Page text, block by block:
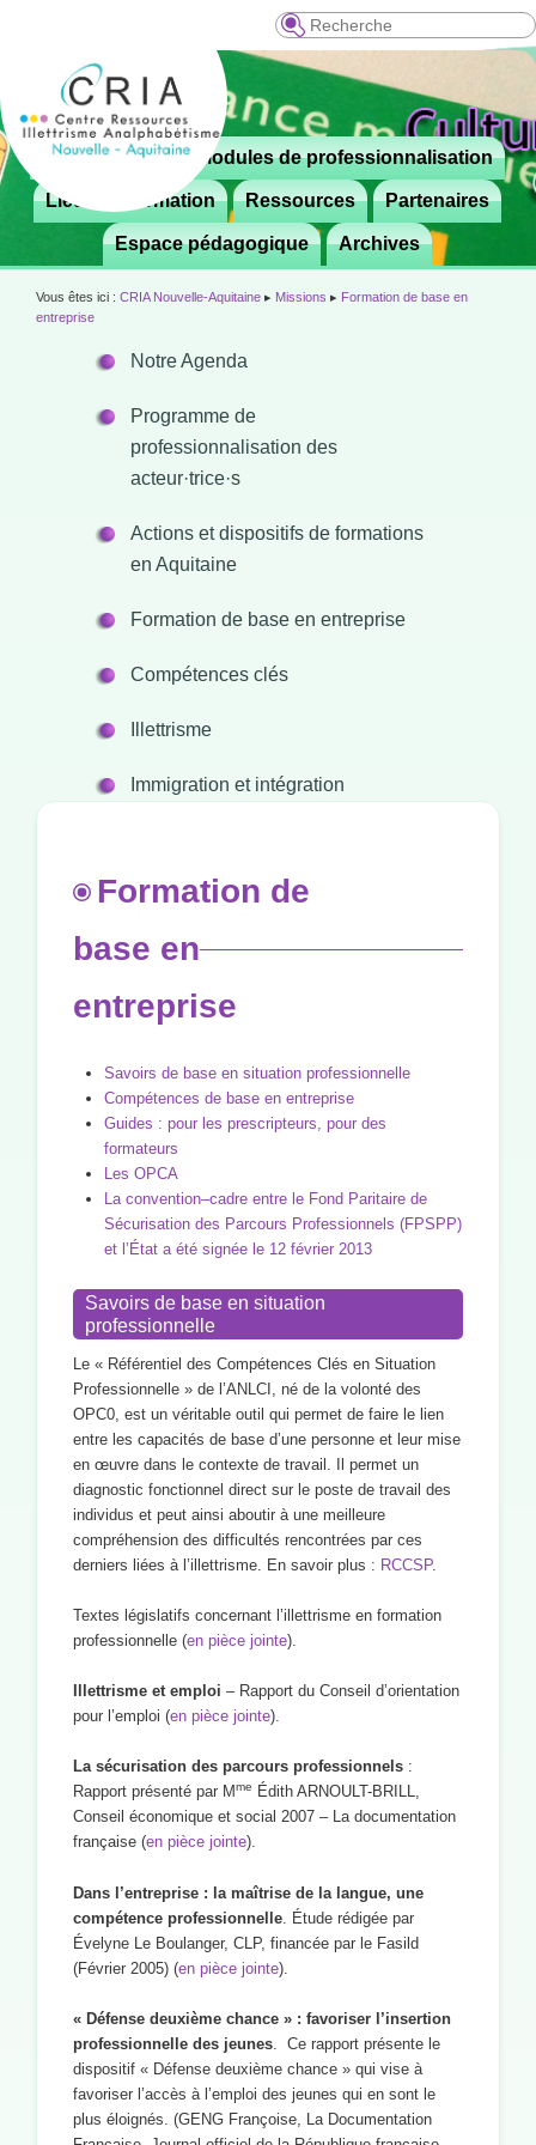
Recherche
Menu
principal
Aller
contenu
principal
 Le CRIA Modules de professionnalisation
Lieux de formation Ressources Partenaires
Espace pédagogique Archives
Vous êtes ici : CRIA Nouvelle-Aquitaine ▸ Missions ▸ Formation de base en
entreprise
Notre Agenda
Programme de
professionnalisation des
acteur·trice·s
Actions et dispositifs de formations
en Aquitaine
Formation de base en entreprise
Compétences clés
Illettrisme
Immigration et intégration
Formation de
base en
entreprise
Savoirs de base en situation professionnelle
Compétences de base en entreprise
Guides : pour les prescripteurs, pour des
formateurs
Les OPCA
La convention–cadre entre le Fond Paritaire de
Sécurisation des Parcours Professionnels (FPSPP)
et l’État a été signée le 12 février 2013
Savoirs de base en situation
professionnelle
Le « Référentiel des Compétences Clés en Situation
Professionnelle » de l’ANLCI, né de la volonté des
OPC0, est un véritable outil qui permet de faire le lien
entre les capacités de base d’une personne et leur mise
en œuvre dans le contexte de travail. Il permet un
diagnostic fonctionnel direct sur le poste de travail des
individus et peut ainsi aboutir à une meilleure
compréhension des difficultés rencontrées par ces
derniers liées à l’illettrisme. En savoir plus : RCCSP.
Textes législatifs concernant l’illettrisme en formation
professionnelle (en pièce jointe).
Illettrisme et emploi – Rapport du Conseil d’orientation
pour l’emploi (en pièce jointe).
La sécurisation des parcours professionnels :
Rapport présenté par Mme
Édith ARNOULT-BRILL,
Conseil économique et social 2007 – La documentation
française (en pièce jointe).
Dans l’entreprise : la maîtrise de la langue, une
compétence professionnelle . Étude rédigée par
Évelyne Le Boulanger, CLP, financée par le Fasild
(Février 2005) (en pièce jointe).
« Défense deuxième chance » : favoriser l’insertion
professionnelle des jeunes . Ce rapport présente le
dispositif « Défense deuxième chance » qui vise à
favoriser l’accès à l’emploi des jeunes qui en sont le
plus éloignés. (GENG Françoise, La Documentation